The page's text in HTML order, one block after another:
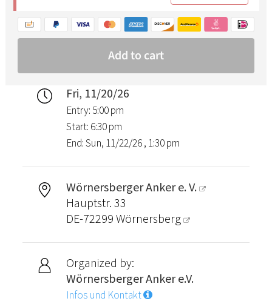
Fri, 11/20/26
Entry: 5:00 pm
Start: 6:30 pm
End: Sun, 11/22/26 , 1:30 pm
Wörnersberger Anker e. V.
Hauptstr. 33
DE-72299 Wörnersberg
Organized by:
Wörnersberger Anker e.V.
Infos und Kontakt